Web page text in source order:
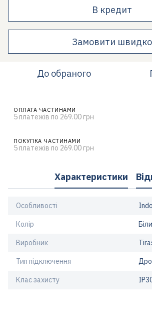
В кредит
Замовити швидко
До обраного
ОПЛАТА ЧАСТИНАМИ
5 платежів по 269.00 грн
ПОКУПКА ЧАСТИНАМИ
5 платежів по 269.00 грн
Характеристики
Особливості
Колір
Виробник
Тип підключення
Клас захисту